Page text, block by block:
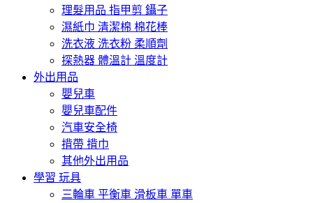
理髮用品 指甲剪 鑷子
濕紙巾 清潔棉 棉花棒
洗衣液 洗衣粉 柔順劑
探熱器 體溫計 溫度計
外出用品
嬰兒車
嬰兒車配件
汽車安全椅
揹帶 揹巾
其他外出用品
學習 玩具
三輪車 平衡車 滑板車 單車